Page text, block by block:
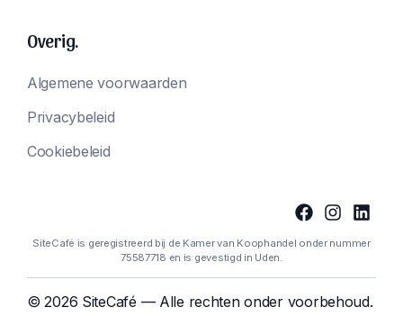
Overig.
Algemene voorwaarden
Privacybeleid
Cookiebeleid
SiteCafé is geregistreerd bij de Kamer van Koophandel onder nummer
75587718 en is gevestigd in Uden.
© 2026 SiteCafé — Alle rechten onder voorbehoud.